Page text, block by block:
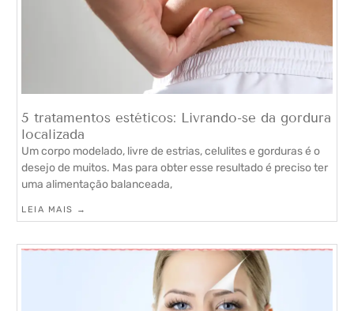
5 tratamentos estéticos: Livrando-se da gordura
localizada
Um corpo modelado, livre de estrias, celulites e gorduras é o
desejo de muitos. Mas para obter esse resultado é preciso ter
uma alimentação balanceada,
LEIA MAIS →